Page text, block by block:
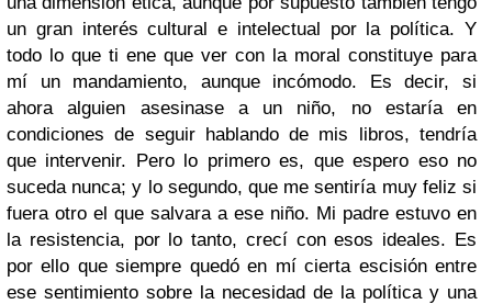
un gran interés cultural e intelectual por la política. Y
todo lo que ti ene que ver con la moral constituye para
mí un mandamiento, aunque incómodo. Es decir, si
ahora alguien asesinase a un niño, no estaría en
condiciones de seguir hablando de mis libros, tendría
que intervenir. Pero lo primero es, que espero eso no
suceda nunca; y lo segundo, que me sentiría muy feliz si
fuera otro el que salvara a ese niño. Mi padre estuvo en
la resistencia, por lo tanto, crecí con esos ideales. Es
por ello que siempre quedó en mí cierta escisión entre
ese sentimiento sobre la necesidad de la política y una